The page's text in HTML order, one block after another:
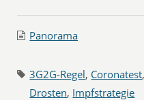
Panorama
3G2G-Regel, Coronatest,
Drosten, Impfstrategie